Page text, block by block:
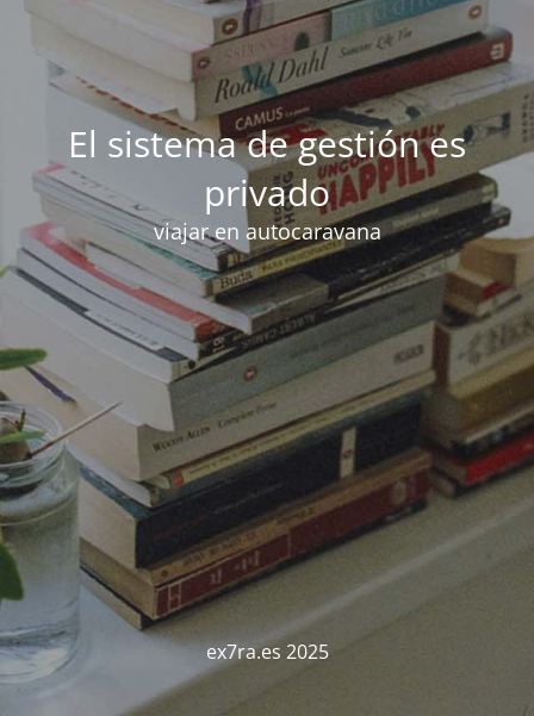
El sistema de gestión es
privado
viajar en autocaravana
ex7ra.es 2025